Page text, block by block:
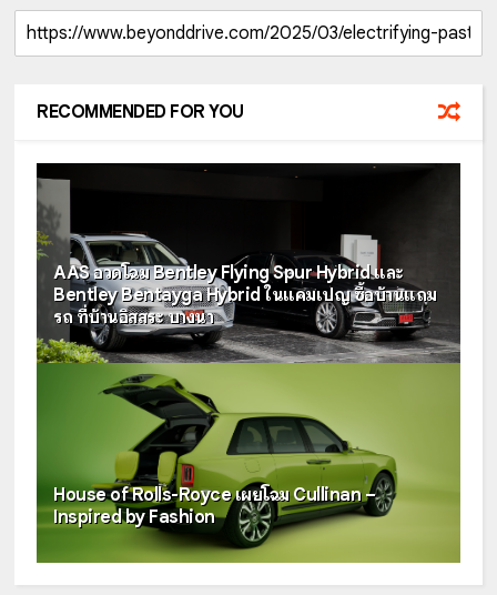
RECOMMENDED FOR YOU
AAS อวดโฉม Bentley Flying Spur Hybrid และ
Bentley Bentayga Hybrid ในแคมเปญ ซื้อบ้านแถม
รถ ที่บ้านอิสสระ บางนา
House of Rolls-Royce เผยโฉม Cullinan –
Inspired by Fashion